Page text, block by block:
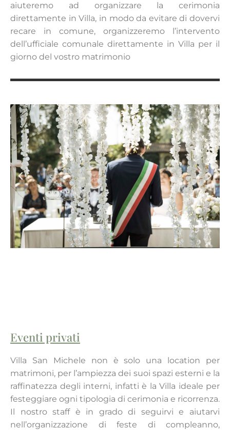
aiuteremo ad organizzare la cerimonia
direttamente in Villa, in modo da evitare di dovervi
recare in comune, organizzeremo l’intervento
dell’ufficiale comunale direttamente in Villa per il
giorno del vostro matrimonio
Eventi privati
Villa San Michele non è solo una location per
matrimoni, per l’ampiezza dei suoi spazi esterni e la
raffinatezza degli interni, infatti è la Villa ideale per
festeggiare ogni tipologia di cerimonia e ricorrenza.
Il nostro staff è in grado di seguirvi e aiutarvi
nell’organizzazione di feste di compleanno,